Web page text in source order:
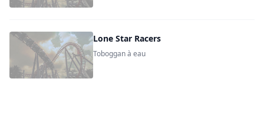
Lone Star Racers
Toboggan à eau